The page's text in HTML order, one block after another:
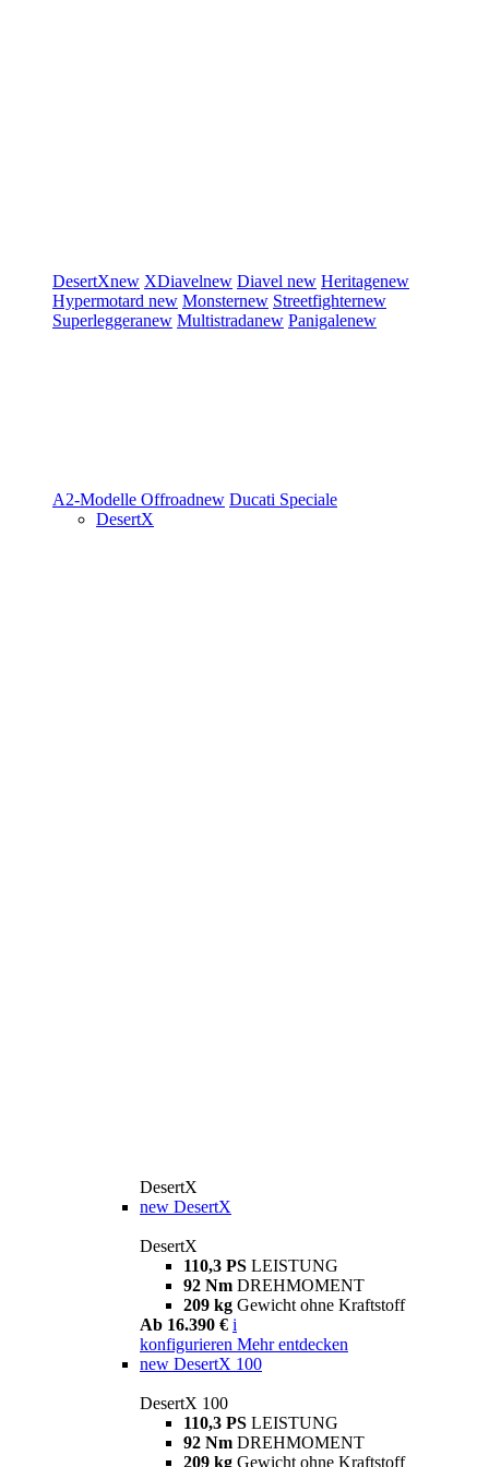
DesertXnew XDiavelnew Diavel new Heritagenew
Hypermotard new Monsternew Streetfighternew
Superleggeranew Multistradanew Panigalenew
A2-Modelle Offroadnew Ducati Speciale
DesertX
DesertX
new DesertX
DesertX
110,3 PS LEISTUNG
92 Nm DREHMOMENT
209 kg Gewicht ohne Kraftstoff
Ab 16.390 € i
konfigurieren Mehr entdecken
new DesertX 100
DesertX 100
110,3 PS LEISTUNG
92 Nm DREHMOMENT
209 kg Gewicht ohne Kraftstoff